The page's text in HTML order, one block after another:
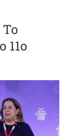
Το
11ο